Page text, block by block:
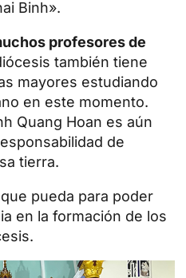
Binh».
profesores de
también tiene
mayores estudiando
en este momento.
Quang Hoan es aún
de
tierra.
pueda para poder
en la formación de los